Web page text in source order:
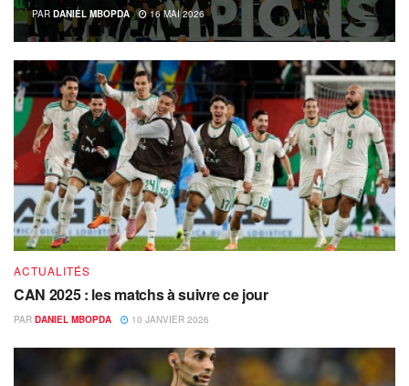
PAR DANIEL MBOPDA 16 MAI 2026
ACTUALITÉS
CAN 2025 : les matchs à suivre ce jour
PAR DANIEL MBOPDA 10 JANVIER 2026